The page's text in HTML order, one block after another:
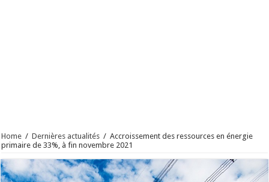
Home / Dernières actualités / Accroissement des ressources en énergie
primaire de 33%, à fin novembre 2021